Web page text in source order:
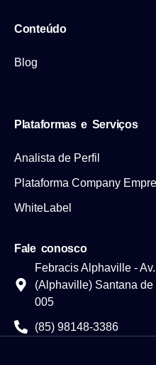
Conteúdo
Blog
Plataformas e Serviços
Analista de Perfil
Plataforma Company
WhiteLabel
Fale conosco
Febracis Alphaville -
(Alphaville) Santana
005
(85) 98148-3386